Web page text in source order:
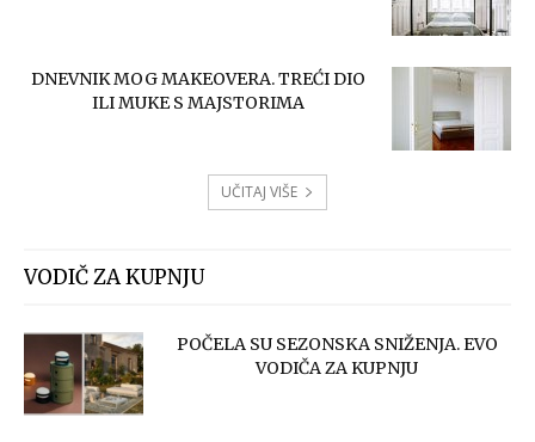
DNEVNIK MOG MAKEOVERA. TREĆI DIO
ILI MUKE S MAJSTORIMA
UČITAJ VIŠE
VODIČ ZA KUPNJU
POČELA SU SEZONSKA SNIŽENJA. EVO
VODIČA ZA KUPNJU